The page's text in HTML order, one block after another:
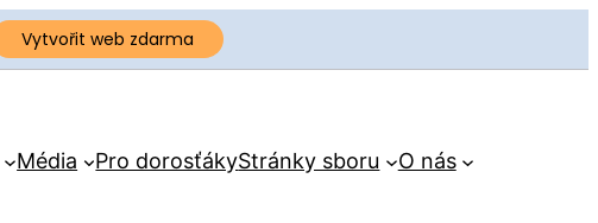
Vytvořit web zdarma
Média Pro dorosťákyStránky sboru O nás